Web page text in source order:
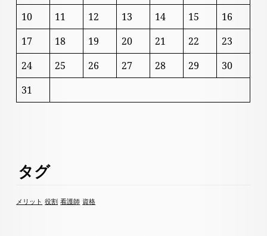
10
11 12 13 14 15
16
17
18 19 20 21 22
23
24
25 26 27 28 29
30
31
タグ
メリット 役割 看護師 資格